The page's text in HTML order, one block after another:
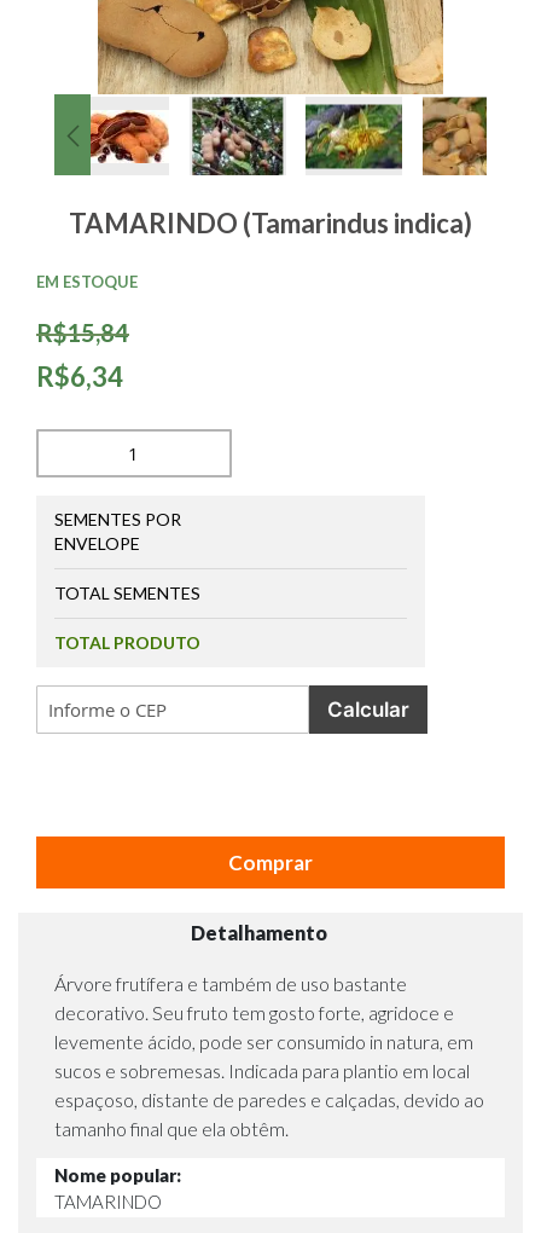
TAMARINDO (Tamarindus indica)
R$15,84
R$6,34
EM ESTOQUE
SEMENTES POR
ENVELOPE
TOTAL SEMENTES
TOTAL PRODUTO
Calcular
Comprar
Detalhamento
Árvore frutífera e também de uso bastante
decorativo. Seu fruto tem gosto forte, agridoce e
levemente ácido, pode ser consumido in natura, em
sucos e sobremesas. Indicada para plantio em local
espaçoso, distante de paredes e calçadas, devido ao
tamanho final que ela obtêm.
Nome popular:
TAMARINDO